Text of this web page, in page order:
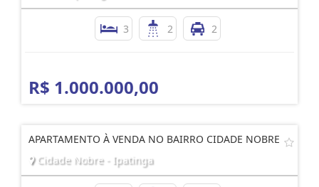
3 2 2
R$ 1.000.000,00
APARTAMENTO À VENDA NO BAIRRO CIDADE NOBRE
Cidade Nobre - Ipatinga